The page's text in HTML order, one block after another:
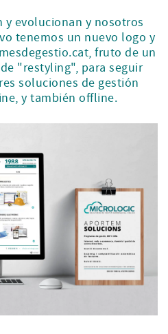
y evolucionan y nosotros
tenemos un nuevo logo y
fruto de un
"restyling", para seguir
soluciones de gestión
y también offline.